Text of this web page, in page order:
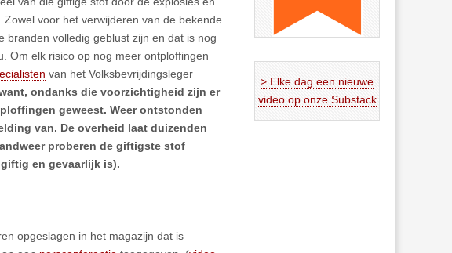
voor het verwijderen van de bekende
branden volledig geblust zijn en dat is nog
Om elk risico op nog meer ontploffingen
van het Volksbevrijdingsleger
ondanks die voorzichtigheid zijn er
geweest. Weer ontstonden
van. De overheid laat duizenden
proberen de giftigste stof
en gevaarlijk is).
opgeslagen in het magazijn dat is
> Elke dag een nieuwe
video op onze Substack